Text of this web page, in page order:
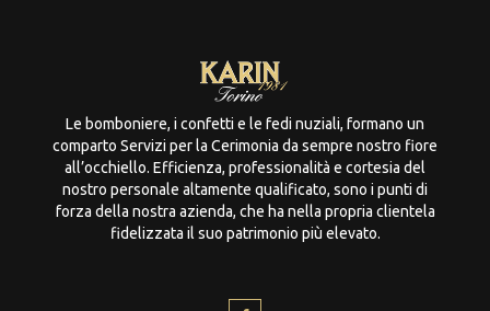
Le bomboniere, i confetti e le fedi nuziali, formano un
comparto Servizi per la Cerimonia da sempre nostro fiore
all’occhiello. Efficienza, professionalità e cortesia del
nostro personale altamente qualificato, sono i punti di
forza della nostra azienda, che ha nella propria clientela
fidelizzata il suo patrimonio più elevato.